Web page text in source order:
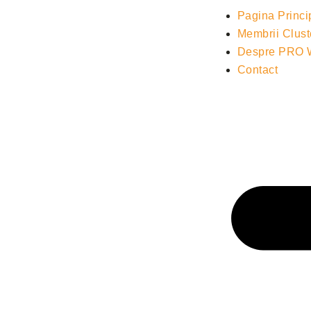
Pagina
Membrii
Despre PRO
Contact